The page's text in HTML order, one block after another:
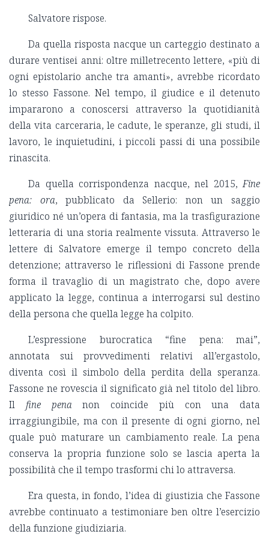
Salvatore rispose.
Da quella risposta nacque un carteggio destinato a
durare ventisei anni: oltre milletrecento lettere, «più di
ogni epistolario anche tra amanti», avrebbe ricordato
lo stesso Fassone. Nel tempo, il giudice e il detenuto
impararono a conoscersi attraverso la quotidianità
della vita carceraria, le cadute, le speranze, gli studi, il
lavoro, le inquietudini, i piccoli passi di una possibile
rinascita.
Da quella corrispondenza nacque, nel 2015,Fine
pena: ora, pubblicato da Sellerio: non un saggio
giuridico né un’opera di fantasia, ma la trasfigurazione
letteraria di una storia realmente vissuta. Attraverso le
lettere di Salvatore emerge il tempo concreto della
detenzione; attraverso le riflessioni di Fassone prende
forma il travaglio di un magistrato che, dopo avere
applicato la legge, continua a interrogarsi sul destino
della persona che quella legge ha colpito.
L’espressione burocratica “fine pena: mai”,
annotata sui provvedimenti relativi all’ergastolo,
diventa così il simbolo della perdita della speranza.
Fassone ne rovescia il significato già nel titolo del libro.
Il fine penanon coincide più con una data
irraggiungibile, ma con il presente di ogni giorno, nel
quale può maturare un cambiamento reale. La pena
conserva la propria funzione solo se lascia aperta la
possibilità che il tempo trasformi chi lo attraversa.
Era questa, in fondo, l’idea di giustizia che Fassone
avrebbe continuato a testimoniare ben oltre l’esercizio
della funzione giudiziaria.